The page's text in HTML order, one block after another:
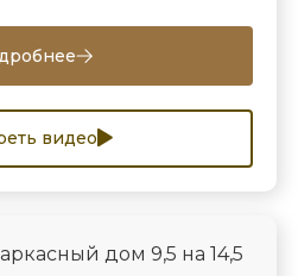
видео